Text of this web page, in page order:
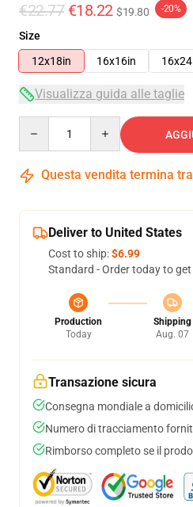
€22.77 €18.22 $19.80 -20%
Size
12x18in
16x16in
Visualizza guida alle taglie
Questa vendita termina tra
Deliver to United States
Cost to ship:$6.99
Standard - Order today to
Production
Today
Shipping
Aug. 07
Transazione sicura
Consegna mondiale a
Numero di tracciamento
Rimborso completo se il